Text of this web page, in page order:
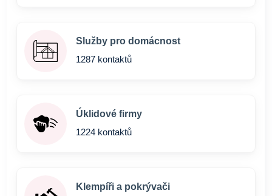
Služby pro domácnost
1287 kontaktů
Úklidové firmy
1224 kontaktů
Klempíři a pokrývači